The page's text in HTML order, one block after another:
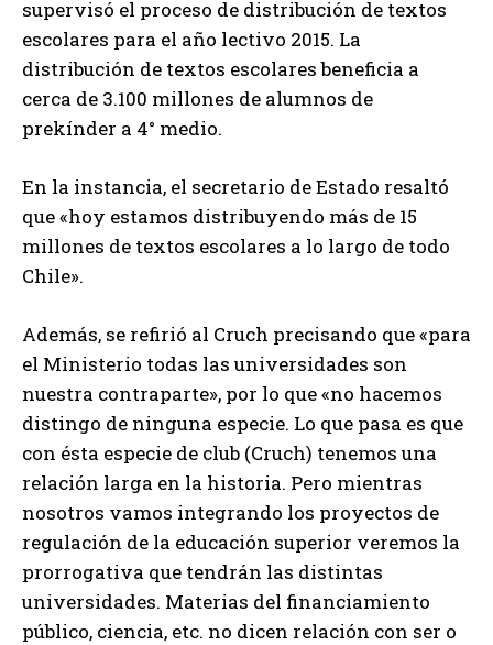
supervisó el proceso de distribución de textos
escolares para el año lectivo 2015. La
distribución de textos escolares beneficia a
cerca de 3.100 millones de alumnos de
prekínder a 4° medio.
En la instancia, el secretario de Estado resaltó
que «hoy estamos distribuyendo más de 15
millones de textos escolares a lo largo de todo
Chile».
Además, se refirió al Cruch precisando que «para
el Ministerio todas las universidades son
nuestra contraparte», por lo que «no hacemos
distingo de ninguna especie. Lo que pasa es que
con ésta especie de club (Cruch) tenemos una
relación larga en la historia. Pero mientras
nosotros vamos integrando los proyectos de
regulación de la educación superior veremos la
prorrogativa que tendrán las distintas
universidades. Materias del financiamiento
público, ciencia, etc. no dicen relación con ser o